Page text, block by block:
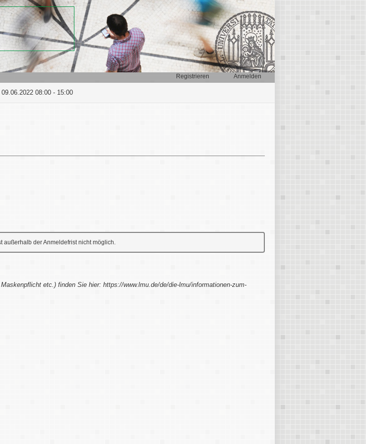
Anmelden
Registrieren
09.06.2022 08:00 - 15:00
außerhalb der Anmeldefrist nicht möglich.
etc.) finden Sie hier: https://www.lmu.de/de/die-lmu/informationen-zum-